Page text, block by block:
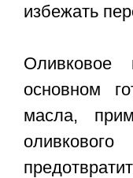
избежать
основном
масла,